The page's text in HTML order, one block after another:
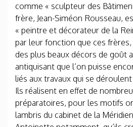
comme « sculpteur des
frère, Jean-Siméon Rousseau,
« peintre et décorateur de la
par leur fonction que ces
des plus beaux décors de goût
antiquisant que l’on puisse
liés aux travaux qui se déroulent
Ils réalisent en effet de
préparatoires, pour les motifs
lambris du cabinet de la